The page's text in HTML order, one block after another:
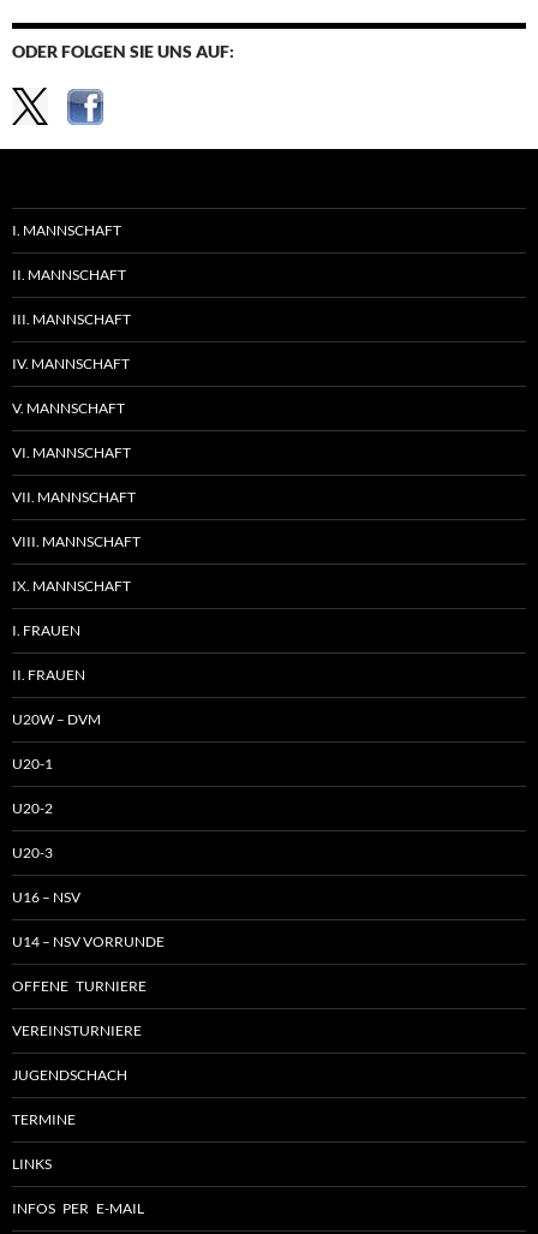
ODER FOLGEN SIE UNS AUF:
I. MANNSCHAFT
II. MANNSCHAFT
III. MANNSCHAFT
IV. MANNSCHAFT
V. MANNSCHAFT
VI. MANNSCHAFT
VII. MANNSCHAFT
VIII. MANNSCHAFT
IX. MANNSCHAFT
I. FRAUEN
II. FRAUEN
U20W – DVM
U20-1
U20-2
U20-3
U16 – NSV
U14 – NSV VORRUNDE
OFFENE TURNIERE
VEREINSTURNIERE
JUGENDSCHACH
TERMINE
LINKS
INFOS PER E-MAIL